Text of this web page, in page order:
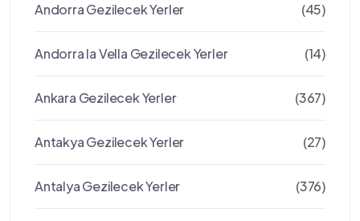
Andorra Gezilecek Yerler (45)
Andorra la Vella Gezilecek Yerler (14)
Ankara Gezilecek Yerler (367)
Antakya Gezilecek Yerler (27)
Antalya Gezilecek Yerler (376)